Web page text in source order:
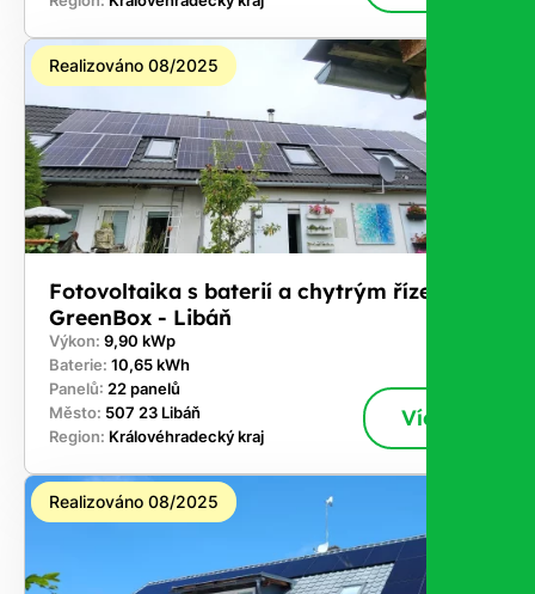
Realizováno 08/2025
Fotovoltaika s baterií a chytrým řízením
GreenBox - Libáň
Výkon: 9,90 kWp
Baterie: 10,65 kWh
Panelů: 22 panelů
Město: 507 23 Libáň
Region: Královéhradecký kraj
Více
Realizováno 08/2025